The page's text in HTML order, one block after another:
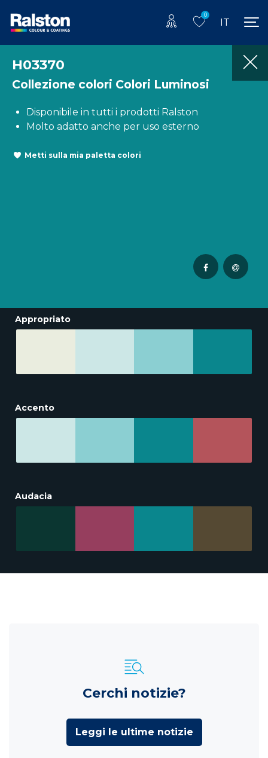
0
IT
H03370
Collezione colori Colori Luminosi
Disponibile in tutti i prodotti Ralston
Molto adatto anche per uso esterno
Metti sulla mia paletta colori
Appropriato
Accento
Audacia
Cerchi notizie?
Leggi le ultime notizie